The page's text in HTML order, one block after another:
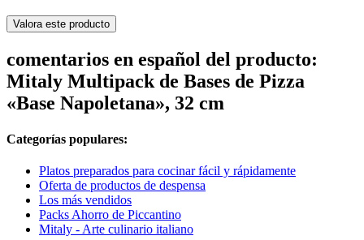
Valora este producto
comentarios en español del producto:
Mitaly Multipack de Bases de Pizza
«Base Napoletana», 32 cm
Categorías populares:
Platos preparados para cocinar fácil y rápidamente
Oferta de productos de despensa
Los más vendidos
Packs Ahorro de Piccantino
Mitaly - Arte culinario italiano